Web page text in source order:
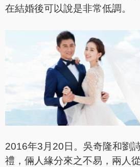
在結婚後可以說是非常低調。
2016年3月20日。吳奇隆和劉
禮，倆人緣分來之不易，兩人